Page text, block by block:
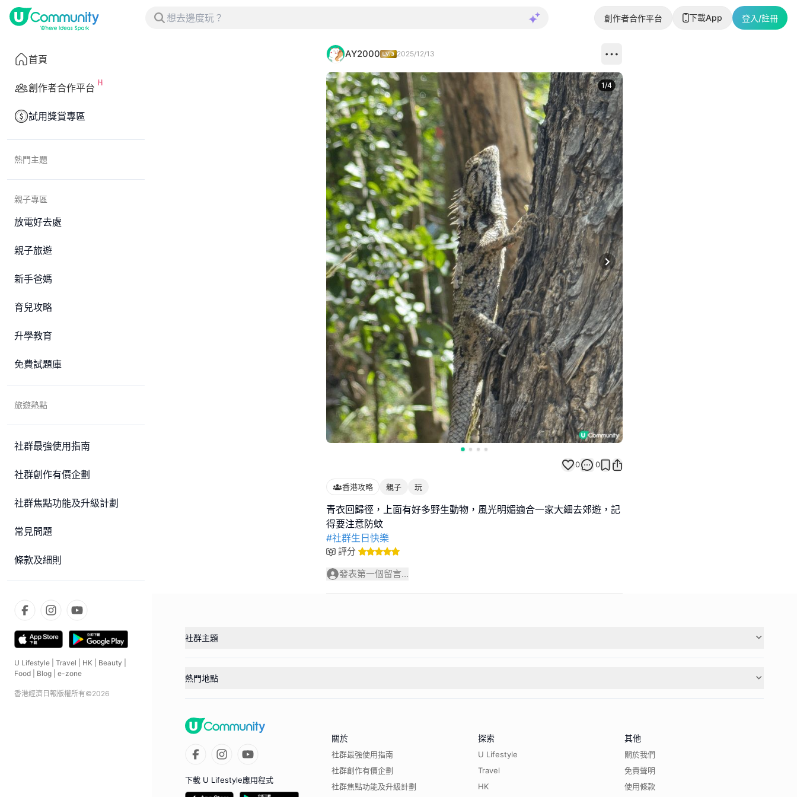
創作者合作平台 下載App 登入/註冊
首頁
創作者合作平台
試用獎賞專區
熱門主題
親子專區
放電好去處
親子旅遊
新手爸媽
育兒攻略
升學教育
免費試題庫
旅遊熱點
社群最強使用指南
社群創作有價企劃
社群焦點功能及升級計劃
常見問題
條款及細則
U Lifestyle Travel HK Beauty
Food
Blog e-zone
香港經濟日報版權所有©2026
AY2000 2025/12/13
Next slide
1/4
0 0
香港攻略 親子 玩
青衣回歸徑，上面有好多野生動物，風光明媚適合一家大細去郊遊，記
#社群生日快樂
評分
發表第一個留言...
社群主題
熱門地點
下載 U Lifestyle應用程式
關於
社群最強使用指南
社群創作有價企劃
社群焦點功能及升級計劃
探索
U Lifestyle
Travel
HK
其他
關於我們
免責聲明
使用條款